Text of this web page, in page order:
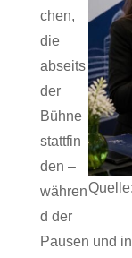
chen,
die
abseits
der
Bühne
stattfin
den –
währen
d der
Pausen und